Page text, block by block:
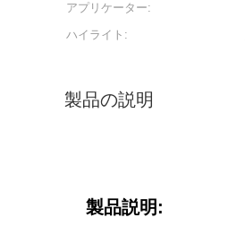
アプリケーター:
ハイライト:
製品の説明
製品説明: